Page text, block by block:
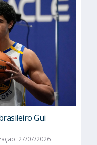
Gui
27/07/2026